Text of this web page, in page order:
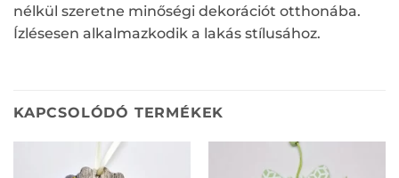
nélkül szeretne minőségi dekorációt otthonába.
Ízlésesen alkalmazkodik a lakás stílusához.
KAPCSOLÓDÓ TERMÉKEK